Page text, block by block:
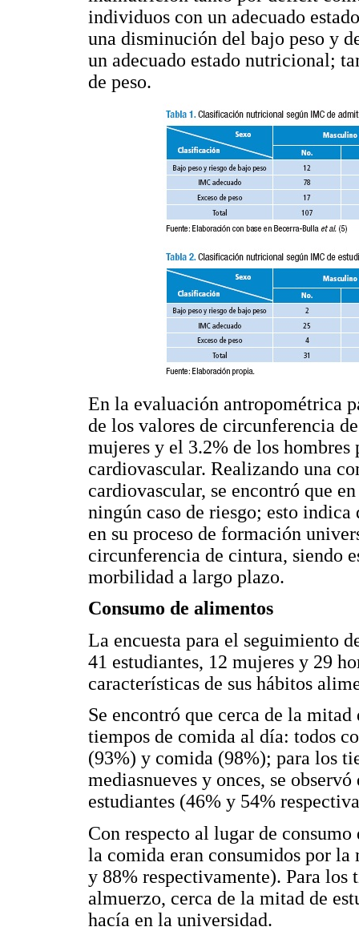
individuos con un adecuado
una disminución del bajo peso y
un adecuado estado nutricional;
de peso.
En la evaluación antropométrica
de los valores de circunferencia
mujeres y el 3.2% de los hombres
cardiovascular. Realizando una
cardiovascular, se encontró que
ningún caso de riesgo; esto indica
en su proceso de formación
circunferencia de cintura, siendo
morbilidad a largo plazo.
Consumo de alimentos
La encuesta para el seguimiento
41 estudiantes, 12 mujeres y 29
características de sus hábitos
Se encontró que cerca de la
tiempos de comida al día: todos
(93%) y comida (98%); para los
mediasnueves y onces, se
estudiantes (46% y 54%
Con respecto al lugar de
la comida eran consumidos por la
y 88% respectivamente). Para los
almuerzo, cerca de la mitad de
hacía en la universidad.